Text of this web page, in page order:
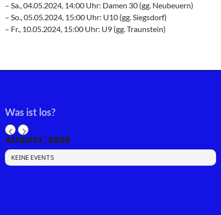
– Sa., 04.05.2024, 14:00 Uhr: Damen 30 (gg. Neubeuern)
– So., 05.05.2024, 15:00 Uhr: U10 (gg. Siegsdorf)
– Fr., 10.05.2024, 15:00 Uhr: U9 (gg. Traunstein)
Was ist los?
AUGUST, 2026
KEINE EVENTS